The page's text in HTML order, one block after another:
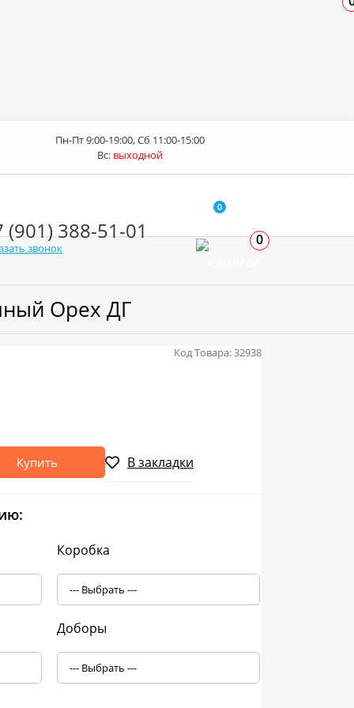
Пн-Пт 9:00-19:00, Сб 11:00-15:00
Вс: выходной
(901) 388-51-01
звонок
0
0
Орех ДГ
Код Товара: 32938
Купить В закладки
Коробка
Доборы